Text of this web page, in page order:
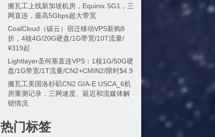
搬瓦工上线新加坡机房，Equinix SG1，三
网直连，最高5Gbps超大带宽
CoalCloud（碳云）宿迁移动VPS新购8
折，4核4G/20G硬盘/1G带宽/10T流量/
¥319起
Lightlayer圣何塞直连VPS：1核1G/50G硬
盘/1G带宽/1T流量/CN2+CMIN2/限时$4.9
搬瓦工美国洛杉矶CN2 GIA-E USCA_6机
房重测记录，三网速度、延迟和流媒体解
锁情况
热门标签